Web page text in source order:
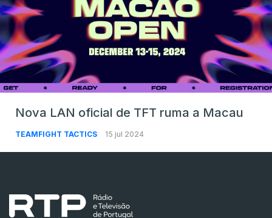
Nova LAN oficial de TFT ruma a Macau
TEAMFIGHT TACTICS 15 jul 2024